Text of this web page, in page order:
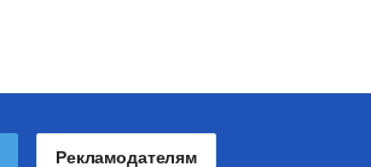
Рекламодателям